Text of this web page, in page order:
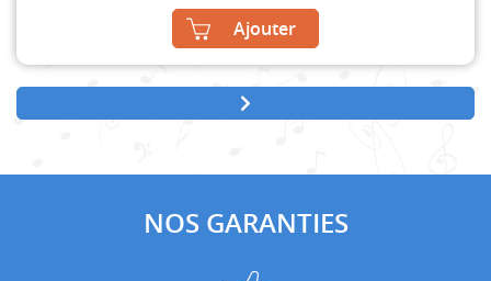
Ajouter
NOS GARANTIES